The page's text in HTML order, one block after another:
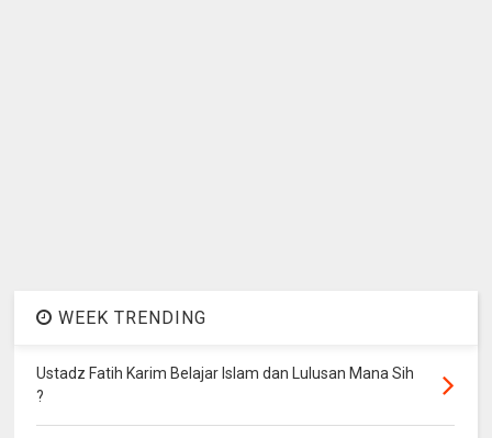
WEEK TRENDING
Ustadz Fatih Karim Belajar Islam dan Lulusan Mana Sih
?